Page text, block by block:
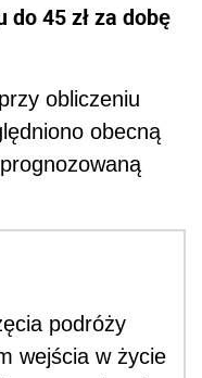
do 45 zł za dobę
obliczeniu
obecną
podróży
wejścia w życie